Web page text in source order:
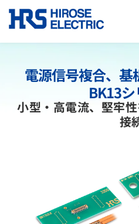
採用情報
電源信号複合、基
BK13
小型・高電流、堅牢
接